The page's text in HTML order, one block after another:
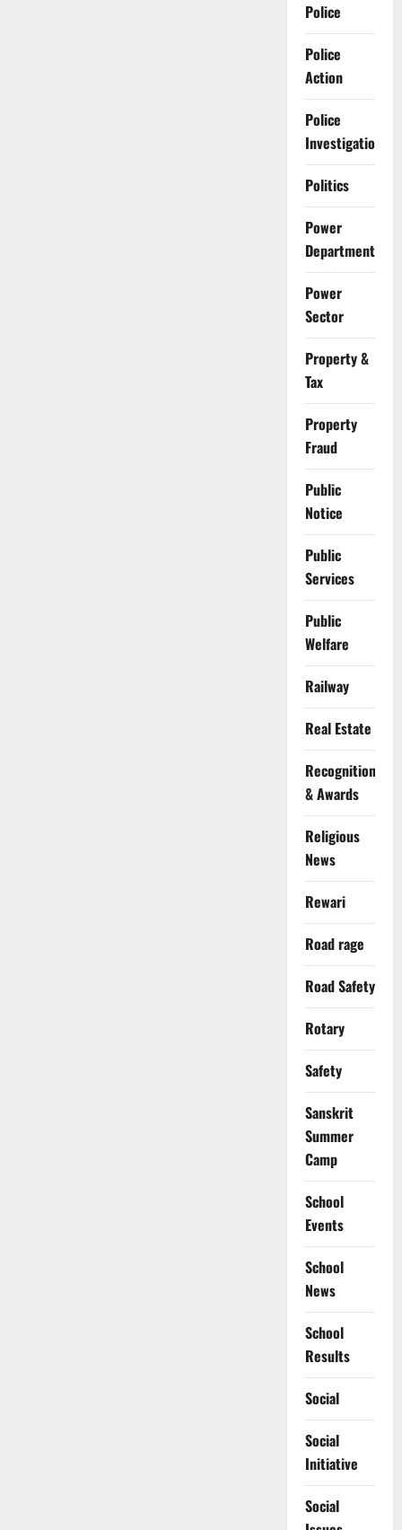
Police
Police
Action
Police
Investigation
Politics
Power
Department
Power
Sector
Property &
Tax
Property
Fraud
Public
Notice
Public
Services
Public
Welfare
Railway
Real Estate
Recognition
& Awards
Religious
News
Rewari
Road rage
Road Safety
Rotary
Safety
Sanskrit
Summer
Camp
School
Events
School
News
School
Results
Social
Social
Initiative
Social